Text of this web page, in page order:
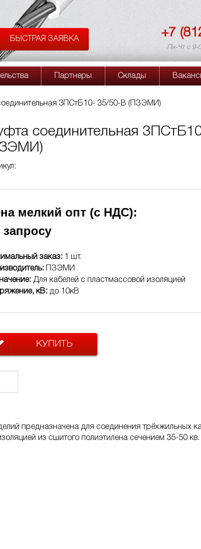
БЫСТРАЯ ЗАЯВКА +7
Пн-Чт с 9-
Партнеры Склады
3ПСтБ10- 35/50-В (ПЗЭМИ)
соединительная
мелкий опт (с НДС):
запросу
заказ: 1 шт.
ПЗЭМИ
Для кабелей с пластмассовой изоляцией
кВ: до 10кВ
КУПИТЬ
предназначена для соединения трёхжильных
из сшитого полиэтилена сечением 35-50